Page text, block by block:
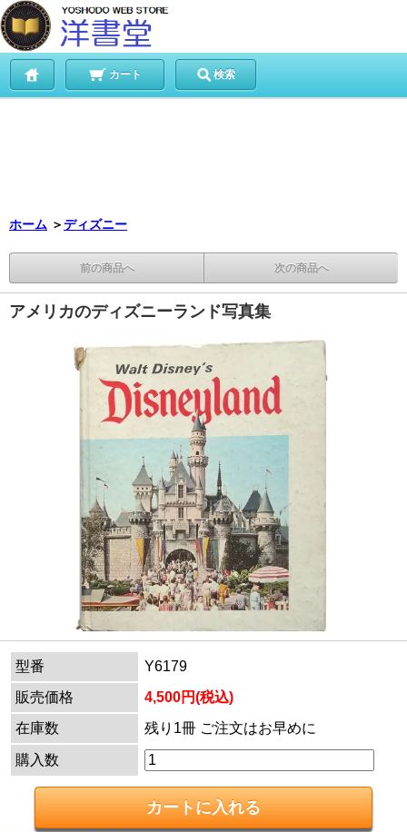
カート 検索
ホーム ＞ディズニー
前の商品へ 次の商品へ
アメリカのディズニーランド写真集
型番
Y6179
販売価格
4,500円(税込)
在庫数
残り1冊 ご注文はお早めに
購入数